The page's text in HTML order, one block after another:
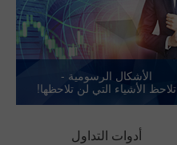
الأشكال الرسومية -
تلاحظ الأشياء التي لن تلاحظها!
أدوات التداول